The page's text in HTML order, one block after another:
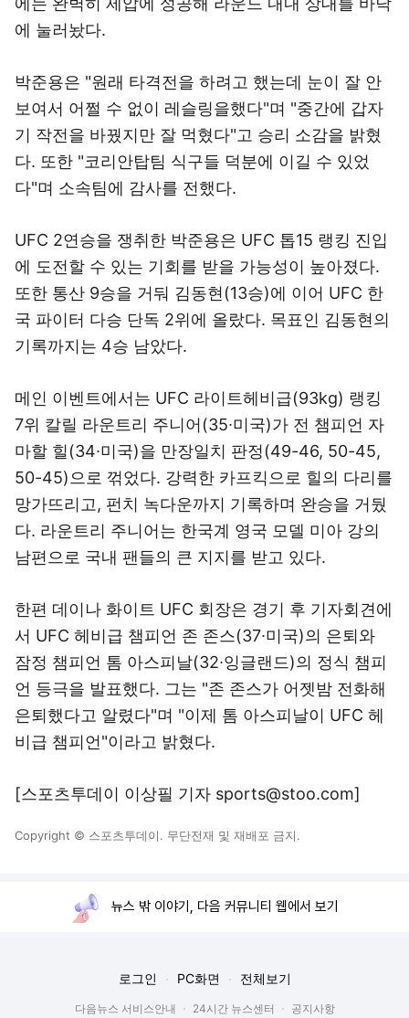
에 눌러놨다.
박준용은 "원래 타격전을 하려고 했는데 눈이 잘 안
보여서 어쩔 수 없이 레슬링을했다"며 "중간에 갑자
기 작전을 바꿨지만 잘 먹혔다"고 승리 소감을 밝혔
다. 또한 "코리안탑팀 식구들 덕분에 이길 수 있었
다"며 소속팀에 감사를 전했다.
UFC 2연승을 쟁취한 박준용은 UFC 톱15 랭킹 진입
에 도전할 수 있는 기회를 받을 가능성이 높아졌다.
또한 통산 9승을 거둬 김동현(13승)에 이어 UFC 한
국 파이터 다승 단독 2위에 올랐다. 목표인 김동현의
기록까지는 4승 남았다.
메인 이벤트에서는 UFC 라이트헤비급(93kg) 랭킹
7위 칼릴 라운트리 주니어(35∙미국)가 전 챔피언 자
마할 힐(34∙미국)을 만장일치 판정(49-46, 50-45,
50-45)으로 꺾었다. 강력한 카프킥으로 힐의 다리를
망가뜨리고, 펀치 녹다운까지 기록하며 완승을 거뒀
다. 라운트리 주니어는 한국계 영국 모델 미아 강의
남편으로 국내 팬들의 큰 지지를 받고 있다.
한편 데이나 화이트 UFC 회장은 경기 후 기자회견에
서 UFC 헤비급 챔피언 존 존스(37∙미국)의 은퇴와
잠정 챔피언 톰 아스피날(32∙잉글랜드)의 정식 챔피
언 등극을 발표했다. 그는 "존 존스가 어젯밤 전화해
은퇴했다고 알렸다"며 "이제 톰 아스피날이 UFC 헤
비급 챔피언"이라고 밝혔다.
[스포츠투데이 이상필 기자 sports@stoo.com]
Copyright © 스포츠투데이. 무단전재 및 재배포 금지.
뉴스 밖 이야기, 다음 커뮤니티 웹에서 보기
로그인 PC화면 전체보기
다음뉴스 서비스안내 24시간 뉴스센터 공지사항